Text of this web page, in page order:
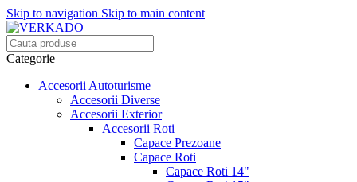
Skip to navigation Skip to main content
Categorie
Accesorii Autoturisme
Accesorii Diverse
Accesorii Exterior
Accesorii Roti
Capace Prezoane
Capace Roti
Capace Roti 14"